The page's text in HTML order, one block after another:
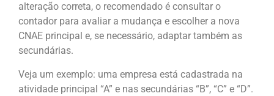
alteração correta, o recomendado é consultar o
contador para avaliar a mudança e escolher a nova
CNAE principal e, se necessário, adaptar também as
secundárias.
Veja um exemplo: uma empresa está cadastrada na
atividade principal “A” e nas secundárias “B”, “C” e “D”.